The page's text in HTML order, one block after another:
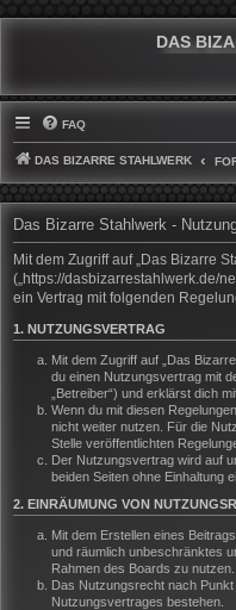
DAS
FAQ
DAS BIZARRE STAHLWERK
Das Bizarre Stahlwerk -
Mit dem Zugriff auf „Das Bizarre
(„https://dasbizarrestahlwerk.de/
ein Vertrag mit folgenden
1. NUTZUNGSVERTRAG
Mit dem Zugriff auf „Das
du einen Nutzungsvertrag mit
„Betreiber“) und erklärst dich
Wenn du mit diesen
nicht weiter nutzen. Für die
Stelle veröffentlichten
Der Nutzungsvertrag wird auf
beiden Seiten ohne Einhaltung
2. EINRÄUMUNG VON
Mit dem Erstellen eines
und räumlich unbeschränktes
Rahmen des Boards zu nutzen.
Das Nutzungsrecht nach
Nutzungsvertrages bestehen.